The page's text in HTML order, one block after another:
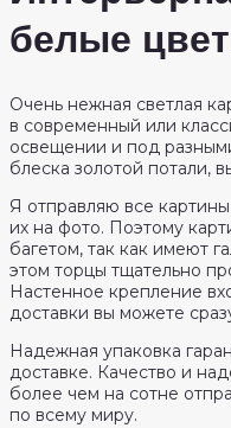
белые
Очень нежная светлая
в современный или
освещении и под
блеска золотой потали,
Я отправляю все
их на фото. Поэтому
багетом, так как имеют
этом торцы тщательно
Настенное крепление
доставки вы можете
Надежная упаковка
доставке. Качество и
более чем на сотне
по всему миру.